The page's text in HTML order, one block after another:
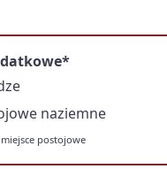
naziemne
postojowe